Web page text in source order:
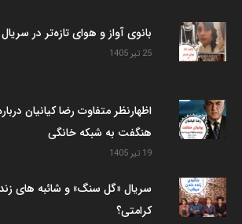
بانوی آواز و هوای تازه‌تر در سریال
25 تیر 1405
اظهارنظر متفاوت رضا کیانیان
هنگفت به شبکه خانگی
19 تیر 1405
سریال «گل سنگ» و شائبه های
کرامتی؟